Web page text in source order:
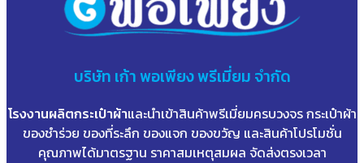
บริษัท เก้าพอเพียง พรีเมี่ยม จำกัด
โรงงานผลิตกระเป๋าผ้าและนำเข้าสินค้าพรีเมี่ยมครบวงจร กระเป๋าผ้า
ของชำร่วย ของที่ระลึก ของแจก ของขวัญ และสินค้าโปรโมชั่น
คุณภาพได้มาตรฐาน ราคาสมเหตุสมผล จัดส่งตรงเวลา